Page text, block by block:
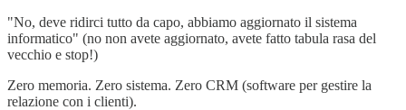
"No, deve ridirci tutto da capo, abbiamo aggiornato il sistema
informatico" (no non avete aggiornato, avete fatto tabula rasa del
vecchio e stop!)
Zero memoria. Zero sistema. Zero CRM (software per gestire la
relazione con i clienti).